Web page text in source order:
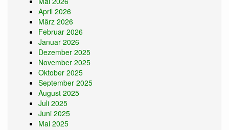
April 2026
März 2026
Februar 2026
Januar 2026
Dezember 2025
November 2025
Oktober 2025
September 2025
August 2025
Juli 2025
Juni 2025
Mai 2025